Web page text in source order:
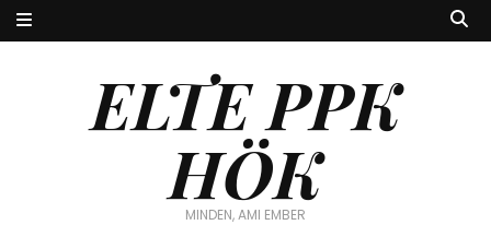
ELTE PPK
HÖK
MINDEN, AMI EMBER